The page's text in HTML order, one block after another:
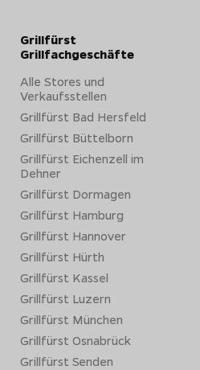
Grillfürst
Grillfachgeschäfte
Alle Stores und
Verkaufsstellen
Grillfürst Bad Hersfeld
Grillfürst Büttelborn
Grillfürst Eichenzell im
Dehner
Grillfürst Dormagen
Grillfürst Hamburg
Grillfürst Hannover
Grillfürst Hürth
Grillfürst Kassel
Grillfürst Luzern
Grillfürst München
Grillfürst Osnabrück
Grillfürst Senden